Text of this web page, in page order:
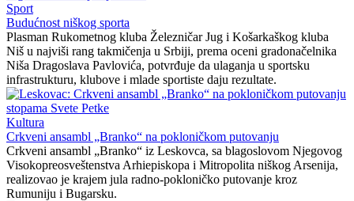
Sport
Budućnost niškog sporta
Plasman Rukometnog kluba Železničar Jug i Košarkaškog kluba
Niš u najviši rang takmičenja u Srbiji, prema oceni gradonačelnika
Niša Dragoslava Pavlovića, potvrđuje da ulaganja u sportsku
infrastrukturu, klubove i mlade sportiste daju rezultate.
Kultura
Crkveni ansambl „Branko“ na pokloničkom putovanju
Crkveni ansambl „Branko“ iz Leskovca, sa blagoslovom Njegovog
Visokopreosveštenstva Arhiepiskopa i Mitropolita niškog Arsenija,
realizovao je krajem jula radno-pokloničko putovanje kroz
Rumuniju i Bugarsku.